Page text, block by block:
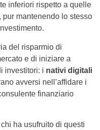
inferiori rispetto a quelle
pur mantenendo lo stesso
del risparmio di
e di iniziare a
investitori: i nativi digitali
avversi nell’affidare i
finanziario
ha usufruito di questi